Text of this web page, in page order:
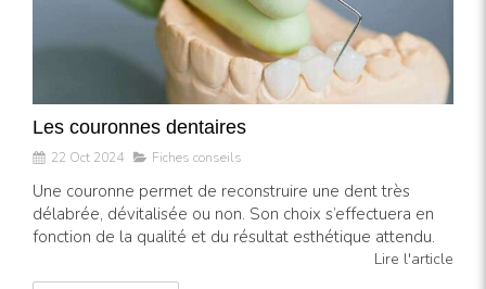
Les couronnes dentaires
22 Oct 2024 Fiches conseils
Une couronne permet de reconstruire une dent très
délabrée, dévitalisée ou non. Son choix s’effectuera en
fonction de la qualité et du résultat esthétique attendu.
Lire l'article